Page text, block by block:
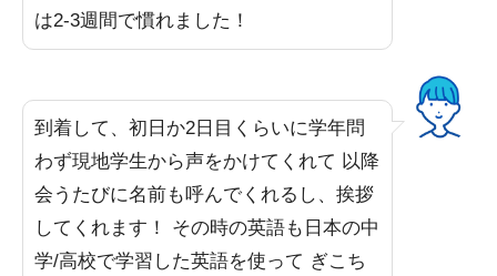
は2-3週間で慣れました！
到着して、初日か2日目くらいに学年問
わず現地学生から声をかけてくれて 以降
会うたびに名前も呼んでくれるし、挨拶
してくれます！ その時の英語も日本の中
学/高校で学習した英語を使って ぎこち